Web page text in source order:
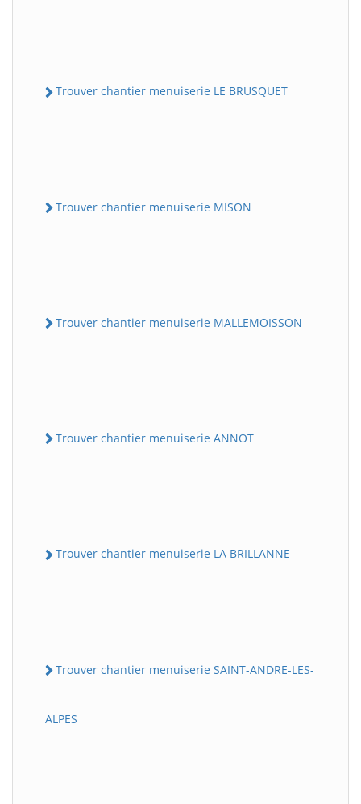
Trouver chantier menuiserie LE BRUSQUET
Trouver chantier menuiserie MISON
Trouver chantier menuiserie MALLEMOISSON
Trouver chantier menuiserie ANNOT
Trouver chantier menuiserie LA BRILLANNE
Trouver chantier menuiserie SAINT-ANDRE-LES-
ALPES